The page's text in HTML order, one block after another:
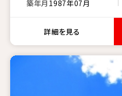
築年月 1987年07月
詳細を見る